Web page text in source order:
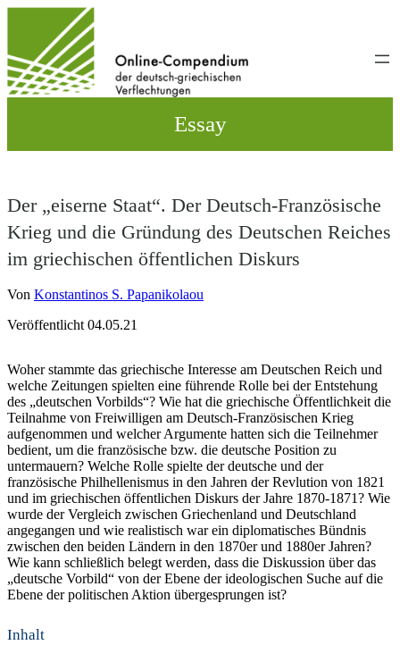
wechseln
Essay
Der „eiserne Staat“. Der Deutsch-Französische
Krieg und die Gründung des Deutschen Reiches
im griechischen öffentlichen Diskurs
Von Konstantinos S. Papanikolaou
Veröffentlicht 04.05.21
Woher stammte das griechische Interesse am Deutschen Reich und
welche Zeitungen spielten eine führende Rolle bei der Entstehung
des „deutschen Vorbilds“? Wie hat die griechische Öffentlichkeit die
Teilnahme von Freiwilligen am Deutsch-Französischen Krieg
aufgenommen und welcher Argumente hatten sich die Teilnehmer
bedient, um die französische bzw. die deutsche Position zu
untermauern? Welche Rolle spielte der deutsche und der
französische Philhellenismus in den Jahren der Revlution von 1821
und im griechischen öffentlichen Diskurs der Jahre 1870-1871? Wie
wurde der Vergleich zwischen Griechenland und Deutschland
angegangen und wie realistisch war ein diplomatisches Bündnis
zwischen den beiden Ländern in den 1870er und 1880er Jahren?
Wie kann schließlich belegt werden, dass die Diskussion über das
„deutsche Vorbild“ von der Ebene der ideologischen Suche auf die
Ebene der politischen Aktion übergesprungen ist?
Inhalt